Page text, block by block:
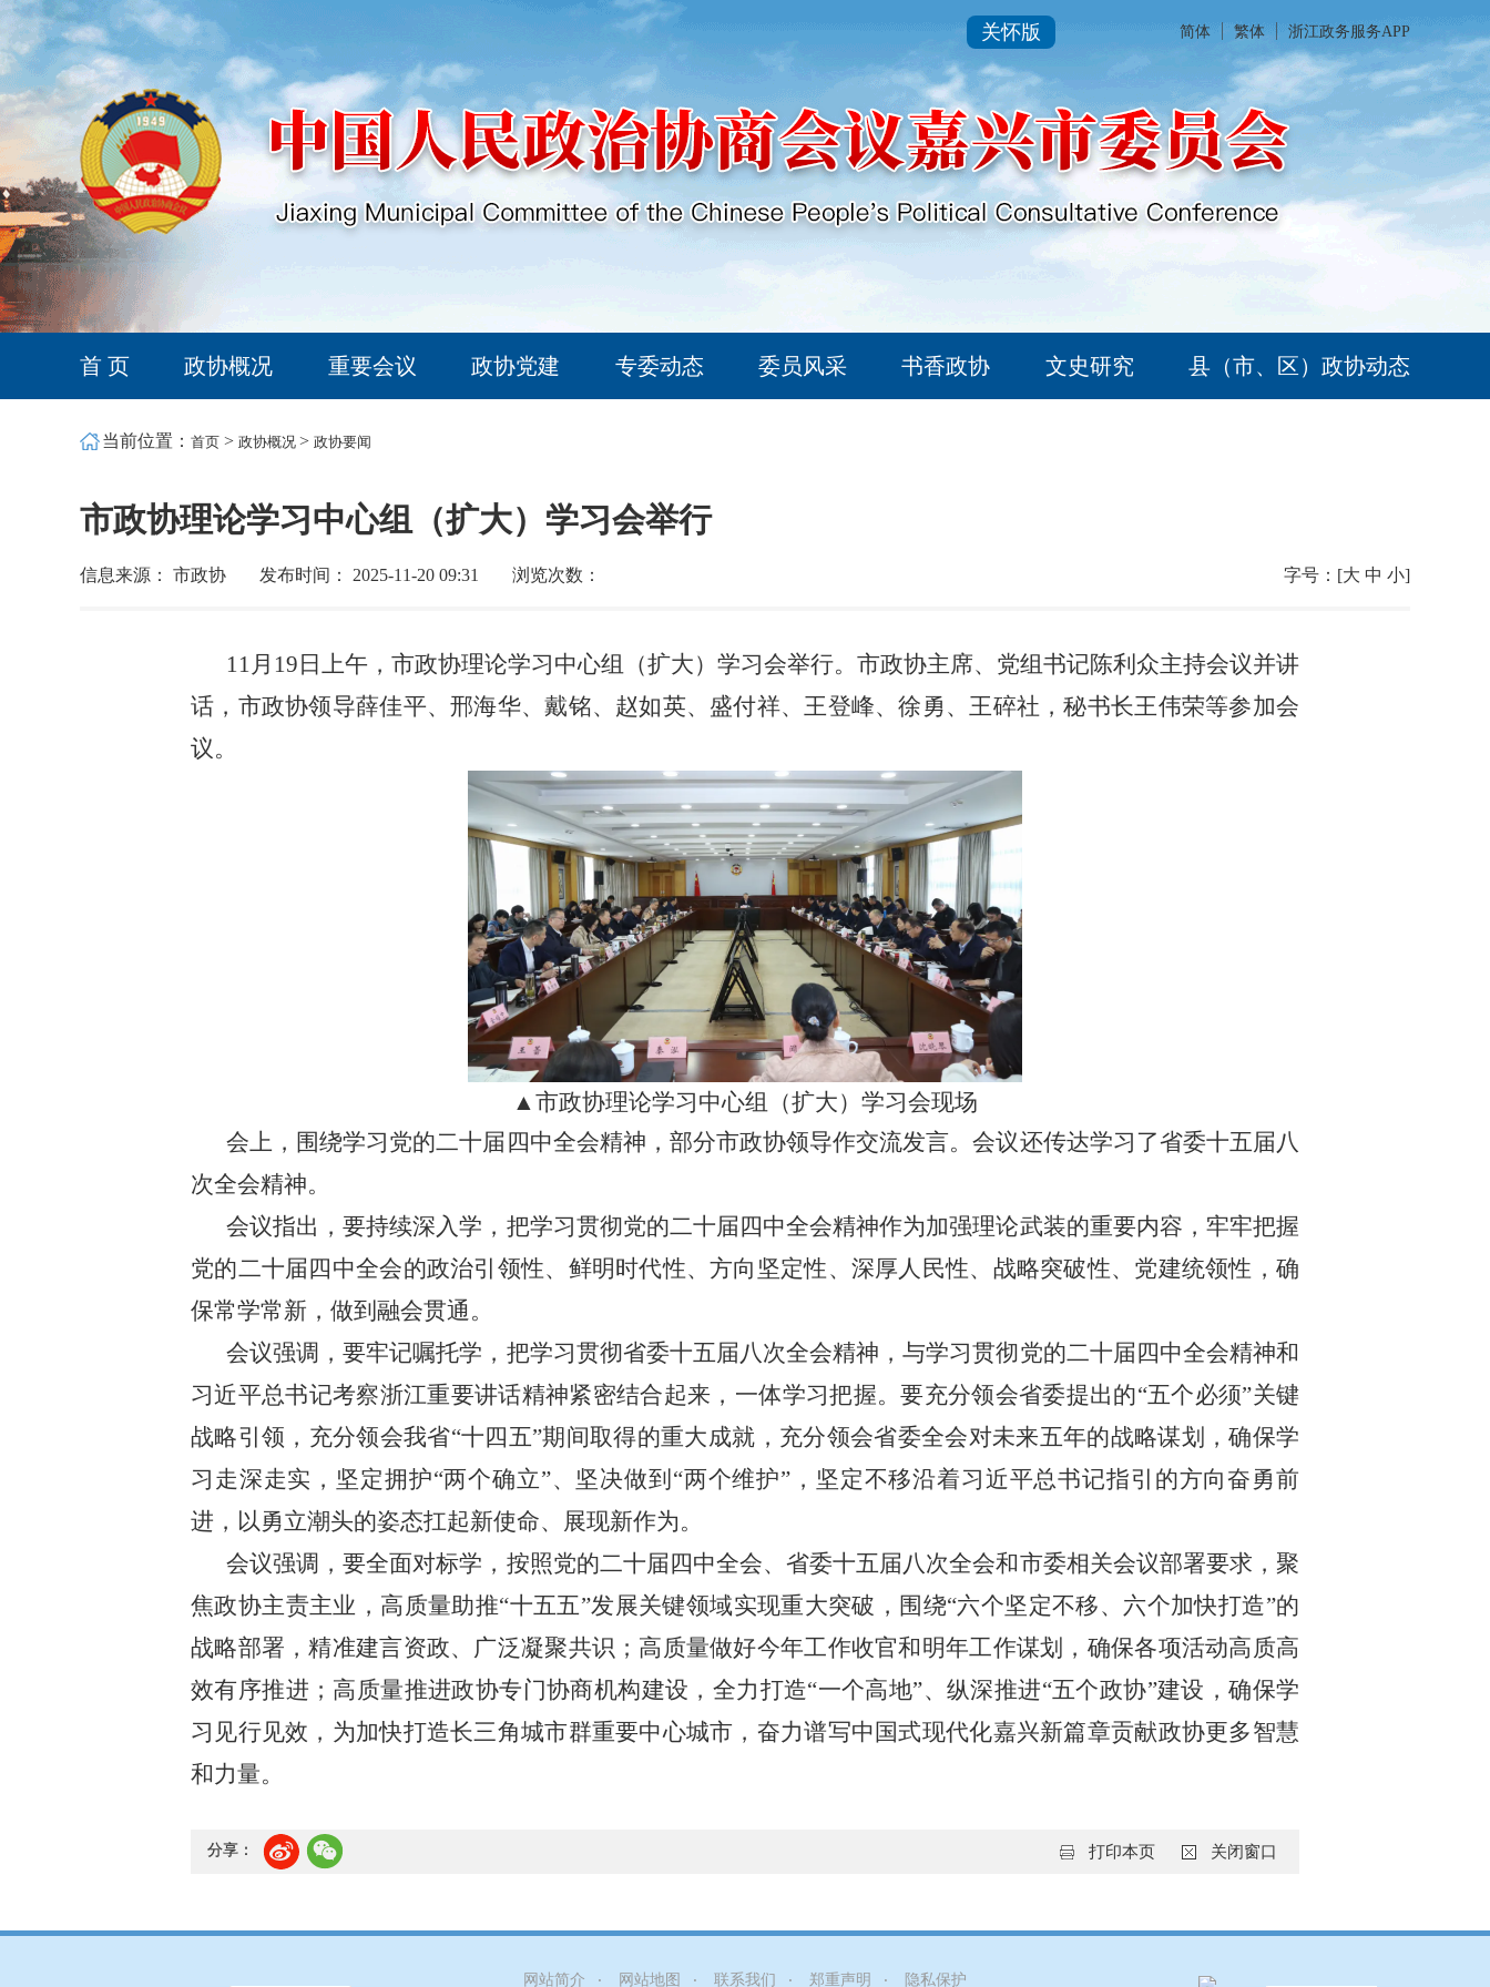
关怀版 简体 繁体 浙江政务服务APP
首 页 政协概况 重要会议 政协党建 专委动态 委员风采 书香政协 文史研究 县（市、区）政协动态
当前位置： 首页 > 政协概况 > 政协要闻
市政协理论学习中心组（扩大）学习会举行
信息来源： 市政协 发布时间： 2025-11-20 09:31 浏览次数： 字号：[大 中 小]
11月19日上午，市政协理论学习中心组（扩大）学习会举行。市政协主席、党组书记陈利众主持会议并讲
话，市政协领导薛佳平、邢海华、戴铭、赵如英、盛付祥、王登峰、徐勇、王碎社，秘书长王伟荣等参加会
议。
▲市政协理论学习中心组（扩大）学习会现场
会上，围绕学习党的二十届四中全会精神，部分市政协领导作交流发言。会议还传达学习了省委十五届八
次全会精神。
会议指出，要持续深入学，把学习贯彻党的二十届四中全会精神作为加强理论武装的重要内容，牢牢把握
党的二十届四中全会的政治引领性、鲜明时代性、方向坚定性、深厚人民性、战略突破性、党建统领性，确
保常学常新，做到融会贯通。
会议强调，要牢记嘱托学，把学习贯彻省委十五届八次全会精神，与学习贯彻党的二十届四中全会精神和
习近平总书记考察浙江重要讲话精神紧密结合起来，一体学习把握。要充分领会省委提出的“五个必须”关键
战略引领，充分领会我省“十四五”期间取得的重大成就，充分领会省委全会对未来五年的战略谋划，确保学
习走深走实，坚定拥护“两个确立”、坚决做到“两个维护”，坚定不移沿着习近平总书记指引的方向奋勇前
进，以勇立潮头的姿态扛起新使命、展现新作为。
会议强调，要全面对标学，按照党的二十届四中全会、省委十五届八次全会和市委相关会议部署要求，聚
焦政协主责主业，高质量助推“十五五”发展关键领域实现重大突破，围绕“六个坚定不移、六个加快打造”的
战略部署，精准建言资政、广泛凝聚共识；高质量做好今年工作收官和明年工作谋划，确保各项活动高质高
效有序推进；高质量推进政协专门协商机构建设，全力打造“一个高地”、纵深推进“五个政协”建设，确保学
习见行见效，为加快打造长三角城市群重要中心城市，奋力谱写中国式现代化嘉兴新篇章贡献政协更多智慧
和力量。
分享： 打印本页 关闭窗口
网站简介 网站地图 联系我们 郑重声明 隐私保护